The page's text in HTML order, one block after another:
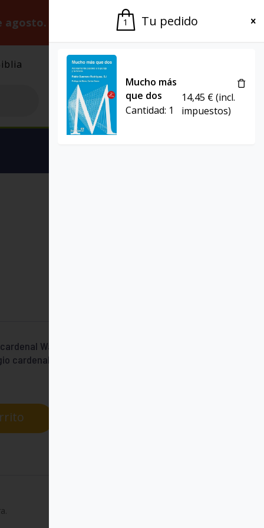
agosto. Gracias por la paciencia.
El Grupo
Walter Kasper ha realizado una
cardenalicio sobre las cuestiones
1 Tu pedido
Mucho más
que dos
Cantidad: 1
14,45 €(incl.
impuestos)